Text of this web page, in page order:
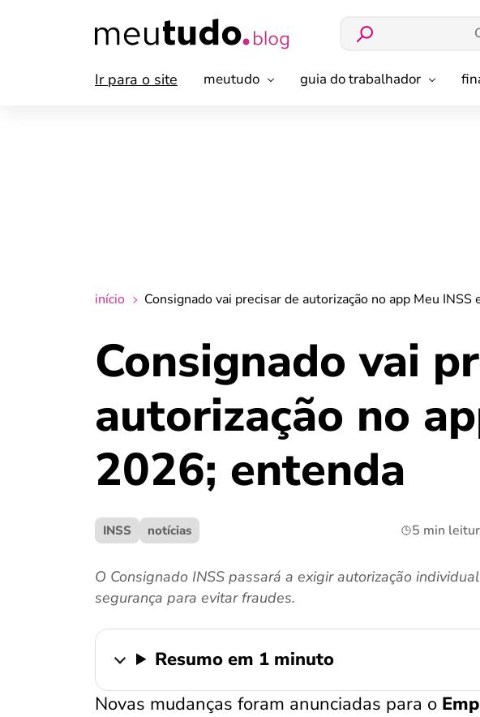
Ir para o site meutudo guia do trabalhador
início Consignado vai precisar de autorização no app Meu
Consignado vai
autorização no
2026; entenda
INSS notícias 5 min
O Consignado INSS passará a exigir autorização
segurança para evitar fraudes.
Resumo em 1 minuto
Novas mudanças foram anunciadas para o